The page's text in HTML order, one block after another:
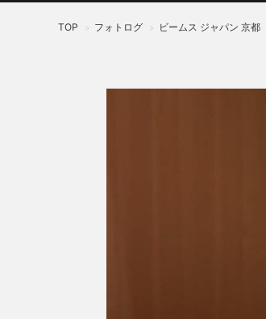
TOP > フォトログ > ビームス ジャパン 京都